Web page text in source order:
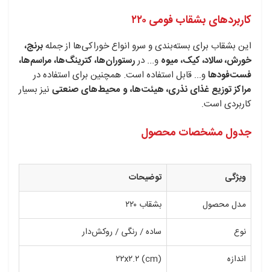
کاربردهای بشقاب فومی ۲۲۰
این بشقاب برای بسته‌بندی و سرو انواع خوراکی‌ها از جمله برنج،
خورش، سالاد، کیک، میوه و... دررستوران‌ها، کترینگ‌ها، مراسم‌ها،
فست‌فودهاو... قابل استفاده است. همچنین برای استفاده در
مراکز توزیع غذای نذری، هیئت‌ها، و محیط‌های صنعتی نیز بسیار
کاربردی است.
جدول مشخصات محصول
ویژگی
توضیحات
مدل محصول
بشقاب ۲۲۰
نوع
ساده / رنگی / روکش‌دار
اندازه
۲۲x۲.۲ (cm)